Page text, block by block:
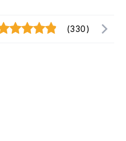
(330)